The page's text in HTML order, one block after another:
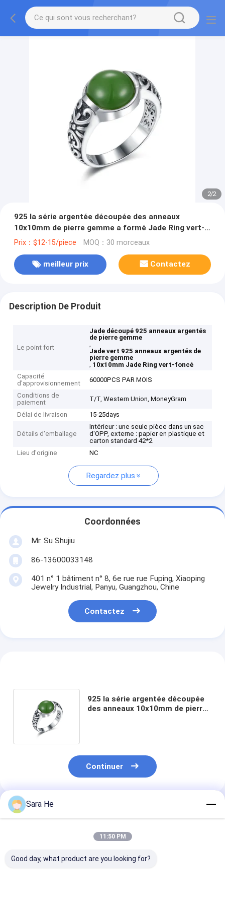
2/2
925 la série argentée découpée des anneaux
10x10mm de pierre gemme a formé Jade Ring vert-
foncé
Prix：$12-15/piece MOQ：30 morceaux
meilleur prix Contactez
Description De Produit
Le point fort
Jade découpé 925 anneaux argentés
de pierre gemme
,
Jade vert 925 anneaux argentés de
pierre gemme
, 10x10mm Jade Ring vert-foncé
Capacité
d'approvisionnement
60000PCS PAR MOIS
Conditions de
paiement
T/T, Western Union, MoneyGram
Délai de livraison 15-25days
Détails d'emballage
Intérieur : une seule pièce dans un sac
d'OPP, externe : papier en plastique et
carton standard 42*2
Lieu d'origine
NC
Regardez plus
Coordonnées
Mr. Su Shujiu
86-13600033148
401 n° 1 bâtiment n° 8, 6e rue rue Fuping, Xiaoping
Jewelry Industrial, Panyu, Guangzhou, Chine
Contactez
925 la série argentée découpée
des anneaux 10x10mm de pierre
Continuer
Produits Recommandés
Sara He
11:50 PM
Good day, what product are you looking for?